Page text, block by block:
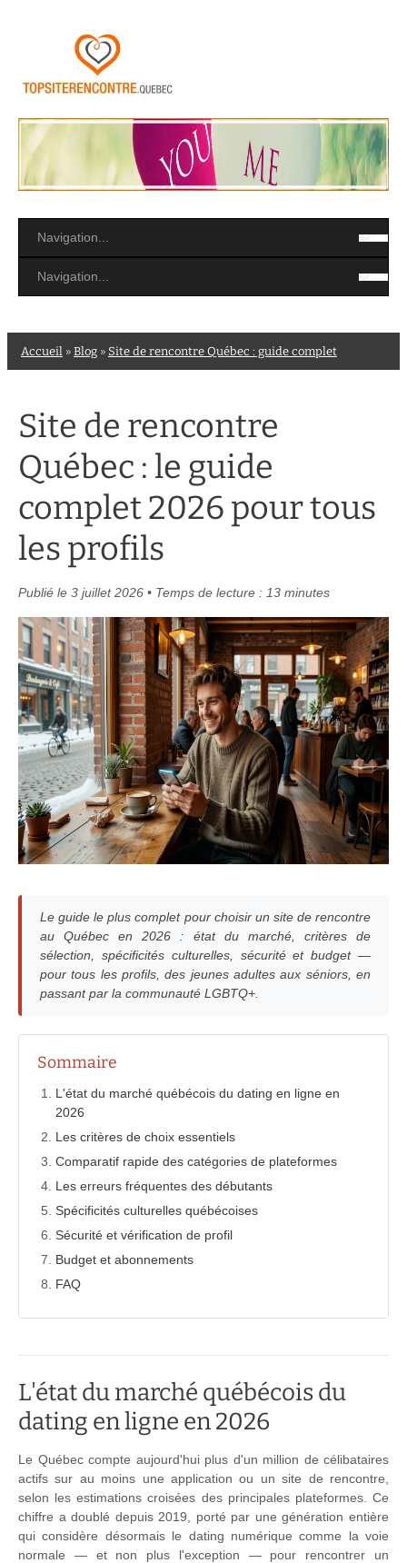
Accueil » Blog » Site de rencontre Québec : guide complet
Site de rencontre
Québec : le guide
complet 2026 pour tous
les profils
Publié le 3 juillet 2026 • Temps de lecture : 13 minutes
Le guide le plus complet pour choisir un site de rencontre
au Québec en 2026 : état du marché, critères de
sélection, spécificités culturelles, sécurité et budget —
pour tous les profils, des jeunes adultes aux séniors, en
passant par la communauté LGBTQ+.
Sommaire
L'état du marché québécois du dating en ligne en
2026
Les critères de choix essentiels
Comparatif rapide des catégories de plateformes
Les erreurs fréquentes des débutants
Spécificités culturelles québécoises
Sécurité et vérification de profil
Budget et abonnements
FAQ
L'état du marché québécois du
dating en ligne en 2026
Le Québec compte aujourd'hui plus d'un million de célibataires
actifs sur au moins une application ou un site de rencontre,
selon les estimations croisées des principales plateformes. Ce
chiffre a doublé depuis 2019, porté par une génération entière
qui considère désormais le dating numérique comme la voie
normale — et non plus l'exception — pour rencontrer un